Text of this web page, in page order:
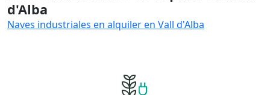
d'Alba
Naves industriales en alquiler en Vall d'Alba